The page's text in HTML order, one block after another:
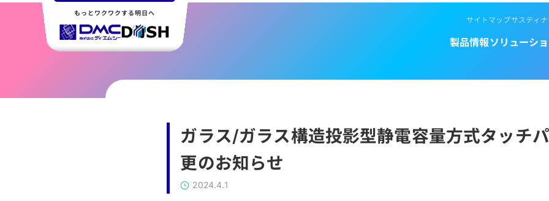
もっとワクワクする明日へ
サイトマップサスティ
製品情報ソリューシ
ガラス/ガラス構造投影型静電容量方式タッチ
更のお知らせ
2024.4.1